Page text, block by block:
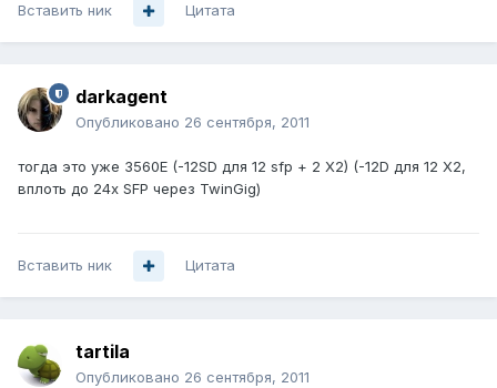
Вставить ник Цитата
darkagent
Опубликовано 26 сентября, 2011
тогда это уже 3560E (-12SD для 12 sfp + 2 X2) (-12D для 12 X2,
вплоть до 24x SFP через TwinGig)
Вставить ник Цитата
tartila
Опубликовано 26 сентября, 2011